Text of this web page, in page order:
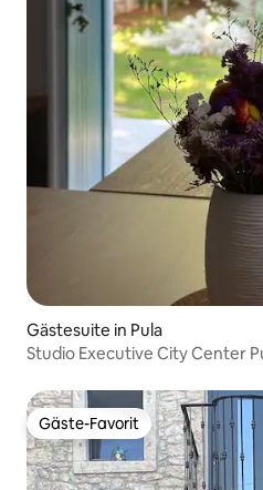
Gästesuite in Pula
Studio Executive City Center
Gäste-Favorit
Gäste-Favorit